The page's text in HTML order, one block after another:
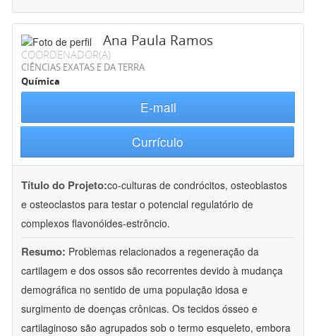
Ana Paula Ramos
COORDENADOR(A)
CIÊNCIAS EXATAS E DA TERRA
Química
E-mail
Currículo
Título do Projeto:co-culturas de condrócitos, osteoblastos
e osteoclastos para testar o potencial regulatório de
complexos flavonóides-estrôncio.
Resumo: Problemas relacionados a regeneração da
cartilagem e dos ossos são recorrentes devido à mudança
demográfica no sentido de uma população idosa e
surgimento de doenças crônicas. Os tecidos ósseo e
cartilaginoso são agrupados sob o termo esqueleto, embora